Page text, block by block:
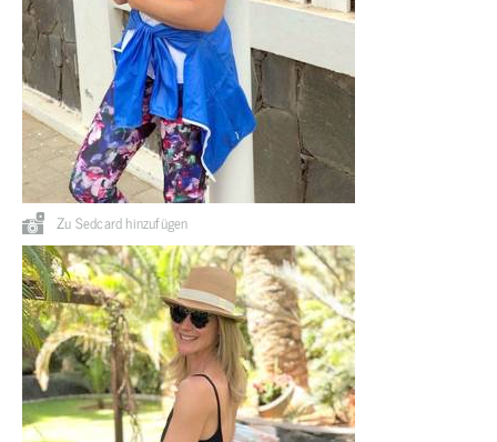
Zu Sedcard hinzufügen